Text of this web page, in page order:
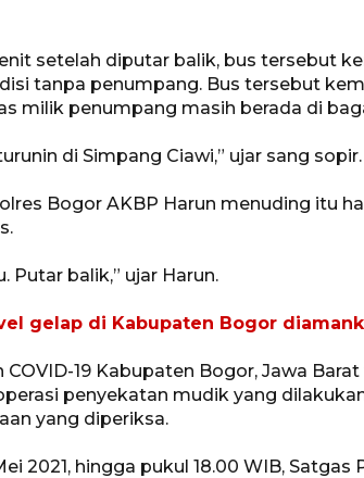
setelah diputar balik, bus tersebut
tanpa penumpang. Bus tersebut
milik penumpang masih berada di
di Simpang Ciawi,” ujar sang sopir.
Bogor AKBP Harun menuding itu
Putar balik,” ujar Harun.
gelap di Kabupaten Bogor
COVID-19 Kabupaten Bogor, Jawa
penyekatan mudik yang dilakukan
yang diperiksa.
2021, hingga pukul 18.00 WIB, Satgas